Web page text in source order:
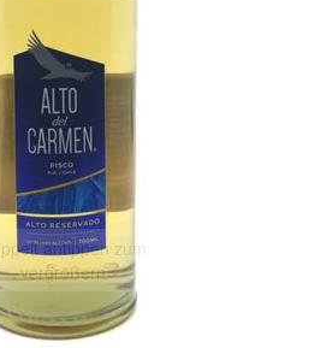
antippen zum
vergrößern